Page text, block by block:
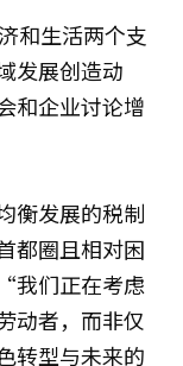
和生活两个支
发展创造动
和企业讨论增
衡发展的税制
都圈且相对困
我们正在考虑
动者，而非仅
转型与未来的